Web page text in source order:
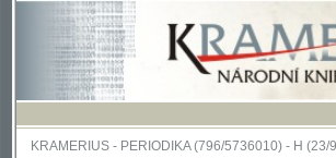
KRAMERIUS-PERIODIKA(796/5736010) -H(23/